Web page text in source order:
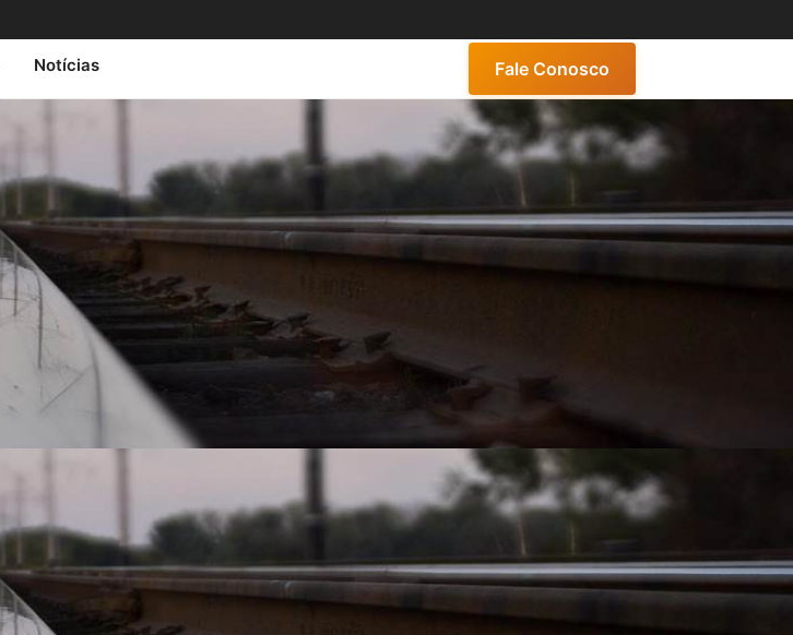
Notícias Fale Conosco